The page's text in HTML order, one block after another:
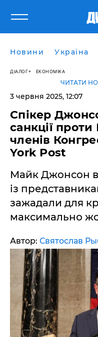
Новини Україна
ДІАЛОГ ЕКОНОМІКА
ЧИТАТИ
3 червня 2025, 12:07
Спікер
санкції проти
членів
York Post
Майк Джонсон
із
зажадали для
максимально
Автор: Святослав